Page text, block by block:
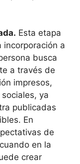
Esta etapa
incorporación a
busca
a través de
impresos,
ya
publicadas
En
de
en la
crear